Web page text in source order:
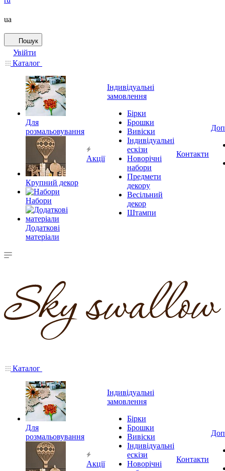
ua
Пошук
Увійти
Каталог
Для
розмальовування
Крупний декор
Набори
Додаткові
матеріали
Акції
Індивідуальні
замовлення
Бірки
Брошки
Вивіски
Індивідуальні
ескізи
Новорічні
набори
Предмети
декору
Весільний
декор
Штампи
Контакти
Каталог
Для
розмальовування
Акції
Індивідуальні
замовлення
Бірки
Брошки
Вивіски
Індивідуальні
ескізи
Новорічні
Контакти